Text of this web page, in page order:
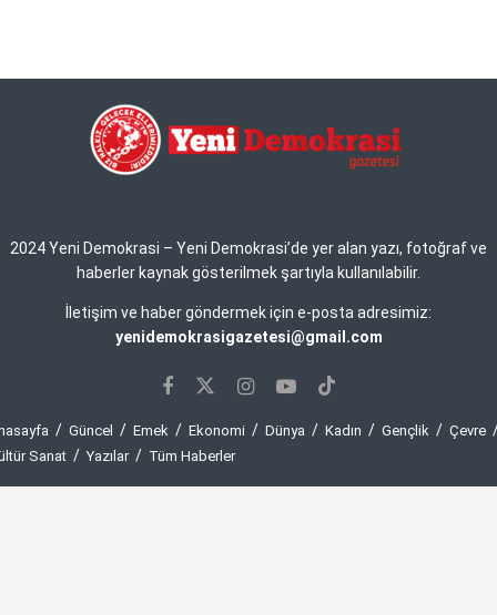
2024 Yeni Demokrasi – Yeni Demokrasi’de yer alan yazı, fotoğraf ve
haberler kaynak gösterilmek şartıyla kullanılabilir.
İletişim ve haber göndermek için e-posta adresimiz:
yenidemokrasigazetesi@gmail.com
Güncel Emek Ekonomi Dünya Kadın Gençlik
Çevre
Sanat
Yazılar Tüm Haberler